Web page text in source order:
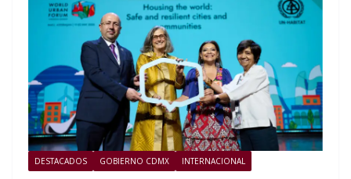
DESTACADOS GOBIERNO CDMX INTERNACIONAL